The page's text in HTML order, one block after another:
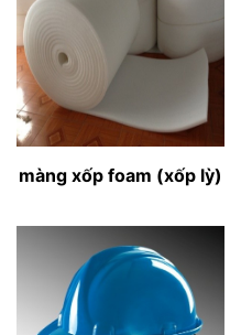
màng xốp foam (xốp lỳ)